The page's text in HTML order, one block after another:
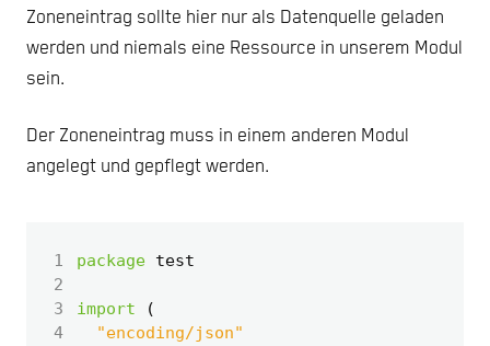
Zoneneintrag sollte hier nur als Datenquelle geladen
werden und niemals eine Ressource in unserem Modul
sein.
Der Zoneneintrag muss in einem anderen Modul
angelegt und gepflegt werden.
1 package test
2
3
import
(
4
"encoding/json"